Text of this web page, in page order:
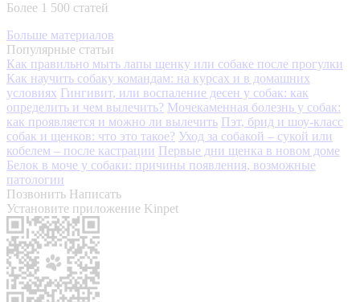
Более 1 500 статей
Больше материалов
Популярные статьи
Как правильно мыть лапы щенку или собаке после прогулки
Как научить собаку командам: на курсах и в домашних
условиях Гингивит, или воспаление десен у собак: как
определить и чем вылечить? Мочекаменная болезнь у собак:
как проявляется и можно ли вылечить Пэт, брид и шоу-класс
собак и щенков: что это такое? Уход за собакой – сукой или
кобелем – после кастрации Первые дни щенка в новом доме
Белок в моче у собаки: причины появления, возможные
патологии
Позвонить Написать
Установите приложение Kinpet